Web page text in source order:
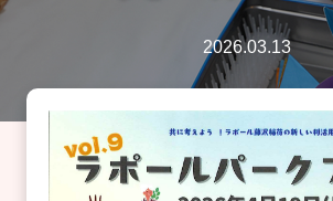
2026.03.13